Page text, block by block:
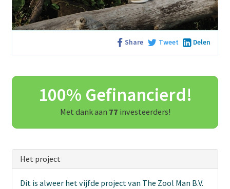
Delen
Tweet
Share
100% Gefinancierd!
Met dank aan 77 investeerders!
Het project
Dit is alweer het vijfde project van The Zool Man B.V.